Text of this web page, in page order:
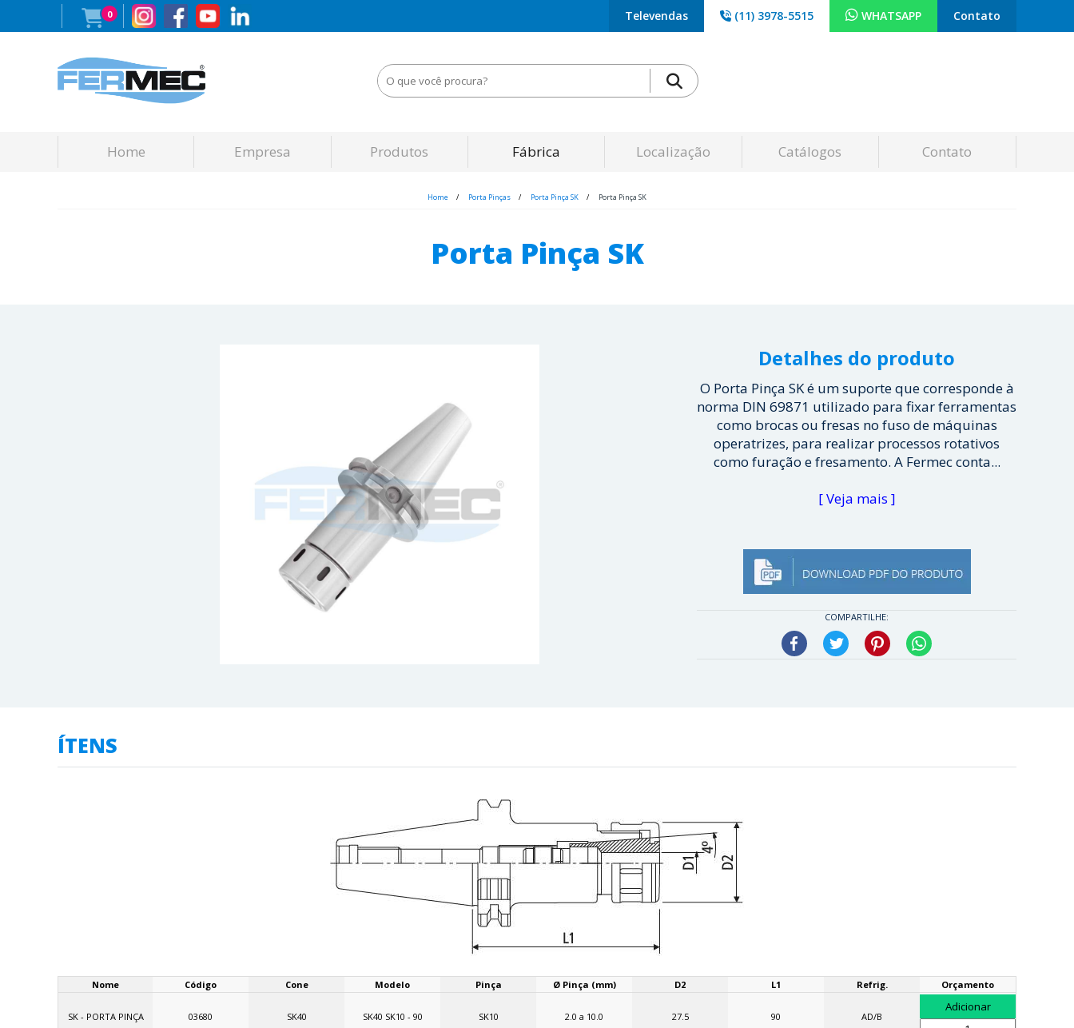
0 Contato
WHATSAPP
(11) 3978-5515
Televendas
Home Empresa Produtos Fábrica Localização Catálogos Contato
Home Porta Pinças Porta Pinça SK Porta Pinça SK
Porta Pinça SK
Detalhes do produto
O Porta Pinça SK é um suporte que corresponde à
norma DIN 69871 utilizado para fixar ferramentas
como brocas ou fresas no fuso de máquinas
operatrizes, para realizar processos rotativos
como furação e fresamento. A Fermec conta...
[ Veja mais ]
COMPARTILHE:
Facebook Twitter Pinterest
ÍTENS
Nome Código Cone Modelo Pinça Ø Pinça (mm) D2 L1 Refrig. Orçamento
SK - PORTA PINÇA 03680 SK40 SK40 SK10 - 90 SK10 2.0 a 10.0 27.5 90 AD/B